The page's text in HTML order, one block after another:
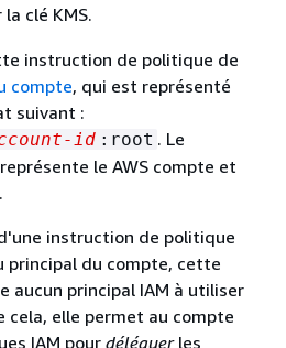
la clé KMS.
instruction de politique de
compte, qui est représenté
suivant :
id :root . Le
le AWS compte et
instruction de politique
principal du compte, cette
aucun principal IAM à utiliser
cela, elle permet au compte
IAM pour déléguerles